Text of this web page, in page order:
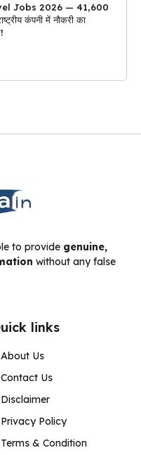
Jobs 2026 — ₹41,600
कंपनी में नौकरी का
to provide genuine,
without any false
links
About Us
Contact Us
Disclaimer
Privacy Policy
Terms & Condition